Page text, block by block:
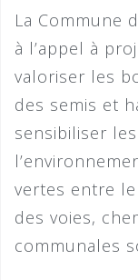
La Commune
à l’appel à
valoriser les
des semis et
sensibiliser
vertes entre
des voies,
communales